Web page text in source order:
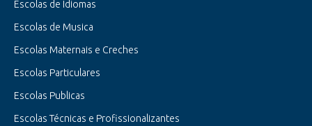
Escolas de Idiomas
Escolas de Musica
Escolas Maternais e Creches
Escolas Particulares
Escolas Publicas
Escolas Técnicas e Profissionalizantes